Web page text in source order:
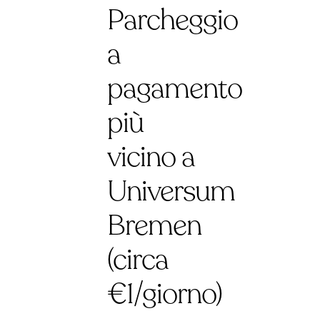
Parcheggio
a
pagamento
più
vicino a
Universum
Bremen
(circa
€1/giorno)